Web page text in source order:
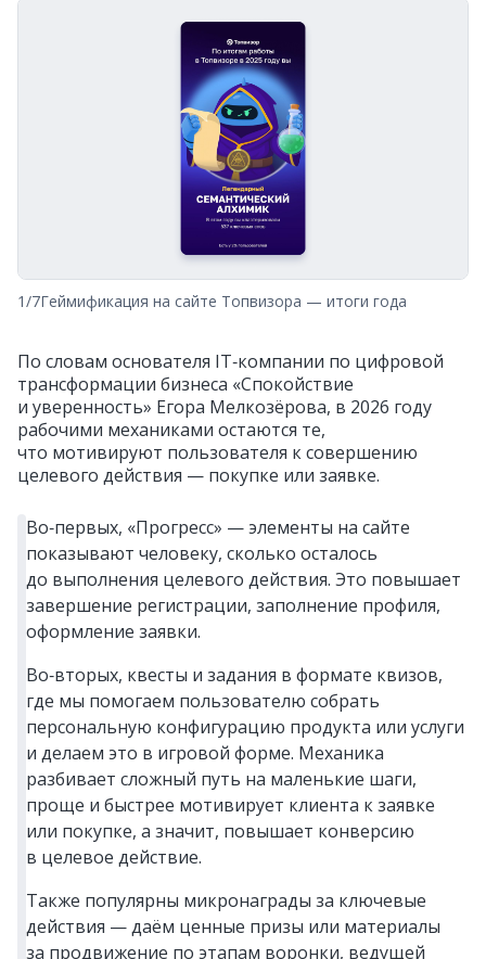
1/7Геймификация на сайте Топвизора — итоги года
По словам основателя IT‑компании по цифровой
трансформации бизнеса «Спокойствие
и уверенность» Егора Мелкозёрова, в 2026 году
рабочими механиками остаются те,
что мотивируют пользователя к совершению
целевого действия — покупке или заявке.
Во‑первых, «Прогресс» — элементы на сайте
показывают человеку, сколько осталось
до выполнения целевого действия. Это повышает
завершение регистрации, заполнение профиля,
оформление заявки.
Во‑вторых, квесты и задания в формате квизов,
где мы помогаем пользователю собрать
персональную конфигурацию продукта или услуги
и делаем это в игровой форме. Механика
разбивает сложный путь на маленькие шаги,
проще и быстрее мотивирует клиента к заявке
или покупке, а значит, повышает конверсию
в целевое действие.
Также популярны микронаграды за ключевые
действия — даём ценные призы или материалы
за продвижение по этапам воронки, ведущей